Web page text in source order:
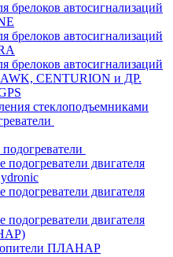
брелоков автосигнализаций
брелоков автосигнализаций
брелоков автосигнализаций
CENTURION и ДР.
стеклоподъемниками
подогреватели двигателя
подогреватели двигателя
подогреватели двигателя
ПЛАНАР